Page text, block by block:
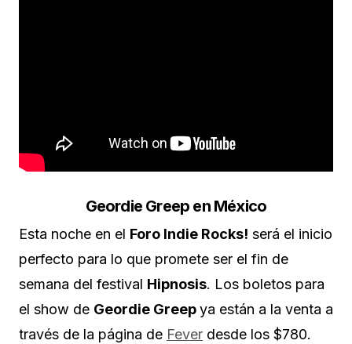
Geordie Greep en México
Esta noche en el Foro Indie Rocks! será el inicio
perfecto para lo que promete ser el fin de
semana del festival Hipnosis. Los boletos para
el show de Geordie Greepya están a la venta a
través de la página de Fever desde los $780.